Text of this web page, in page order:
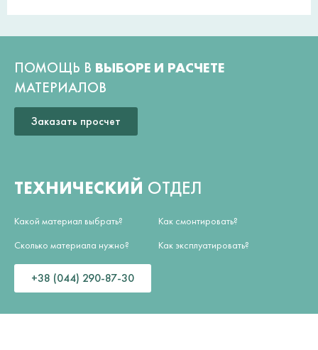
ПОМОЩЬ В ВЫБОРЕ И РАСЧЕТЕ
МАТЕРИАЛОВ
Заказать просчет
ТЕХНИЧЕСКИЙ ОТДЕЛ
Какой материал выбрать?
Сколько материала нужно?
Как смонтировать?
Как эксплуатировать?
+38 (044) 290-87-30